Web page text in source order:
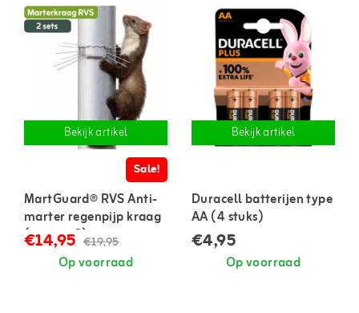
Bekijk artikel
Sale!
MartGuard® RVS Anti-
marter regenpijp kraag
(set van 2)
€14,95 €19,95
Op voorraad
Bekijk artikel
Duracell batterijen type
AA (4 stuks)
€4,95
Op voorraad